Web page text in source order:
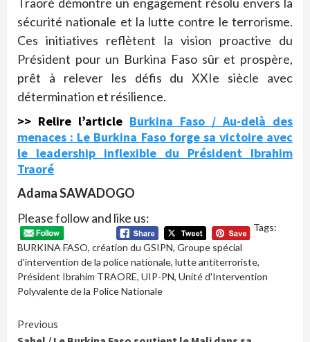
sécurité nationale et la lutte contre le terrorisme.
Ces initiatives reflètent la vision proactive du
Président pour un Burkina Faso sûr et prospère,
prêt à relever les défis du XXIe siècle avec
détermination et résilience.
>> Relire l’article Burkina Faso / Au-delà des
menaces : Le Burkina Faso forge sa victoire avec
le leadership inflexible du Président Ibrahim
Traoré
Adama SAWADOGO
Please follow and like us:
Tags:
BURKINA FASO, création du GSIPN, Groupe spécial
d'intervention de la police nationale, lutte antiterroriste,
Président Ibrahim TRAORE, UIP-PN, Unité d'Intervention
Polyvalente de la Police Nationale
Continue
Previous